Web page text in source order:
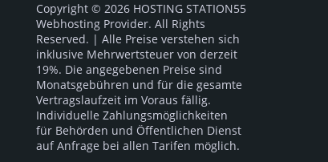
Copyright © 2026 HOSTING STATION55
Webhosting Provider. All Rights
Reserved. | Alle Preise verstehen sich
inklusive Mehrwertsteuer von derzeit
19%. Die angegebenen Preise sind
Monatsgebühren und für die gesamte
Vertragslaufzeit im Voraus fällig.
Individuelle Zahlungsmöglichkeiten
für Behörden und Öffentlichen Dienst
auf Anfrage bei allen Tarifen möglich.